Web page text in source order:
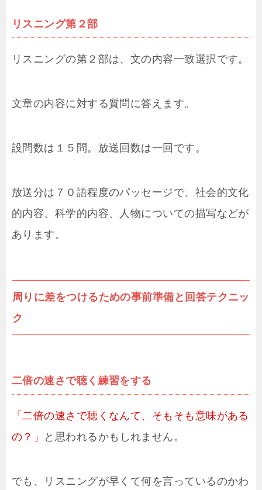
リスニング第２部
リスニングの第２部は、文の内容一致選択です。
文章の内容に対する質問に答えます。
設問数は１５問。放送回数は一回です。
放送分は７０語程度のパッセージで、社会的文化
的内容、科学的内容、人物についての描写などが
あります。
周りに差をつけるための事前準備と回答テクニッ
ク
二倍の速さで聴く練習をする
「二倍の速さで聴くなんて、そもそも意味がある
の？」
と思われるかもしれません。
でも、リスニングが早くて何を言っているのかわ